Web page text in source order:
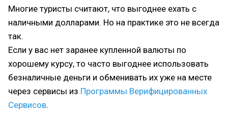
Многие туристы считают, что выгоднее ехать с
наличными долларами. Но на практике это не всегда
так.
Если у вас нет заранее купленной валюты по
хорошему курсу, то часто выгоднее использовать
безналичные деньги и обменивать их уже на месте
через сервисы из Программы Верифицированных
Сервисов.